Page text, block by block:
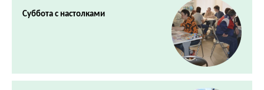
Суббота с настолками